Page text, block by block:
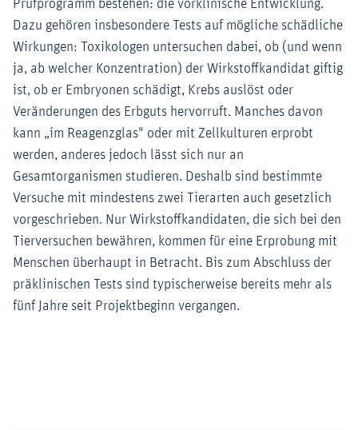
Prüfprogramm bestehen: die vorklinische Entwicklung.
Dazu gehören insbesondere Tests auf mögliche schädliche
Wirkungen: Toxikologen untersuchen dabei, ob (und wenn
ja, ab welcher Konzentration) der Wirkstoffkandidat giftig
ist, ob er Embryonen schädigt, Krebs auslöst oder
Veränderungen des Erbguts hervorruft. Manches davon
kann „im Reagenzglas" oder mit Zellkulturen erprobt
werden, anderes jedoch lässt sich nur an
Gesamtorganismen studieren. Deshalb sind bestimmte
Versuche mit mindestens zwei Tierarten auch gesetzlich
vorgeschrieben. Nur Wirkstoffkandidaten, die sich bei den
Tierversuchen bewähren, kommen für eine Erprobung mit
Menschen überhaupt in Betracht. Bis zum Abschluss der
präklinischen Tests sind typischerweise bereits mehr als
fünf Jahre seit Projektbeginn vergangen.